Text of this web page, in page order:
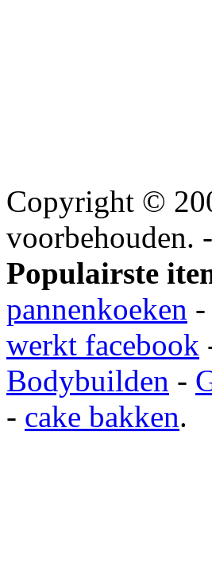
Copyright ©
voorbehouden. -
Populairste
pannenkoeken -
werkt facebook
Bodybuilden -
- cake bakken.